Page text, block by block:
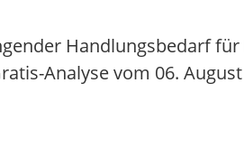
Handlungsbedarf
Analyse vom 06.